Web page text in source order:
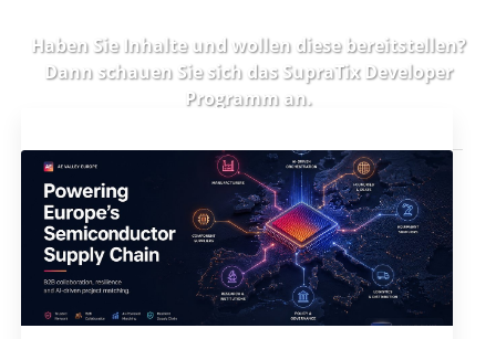
Haben Sie Inhalte und wollen diese bereitstellen?
Dann schauen Sie sich das SupraTix Developer
Programman.